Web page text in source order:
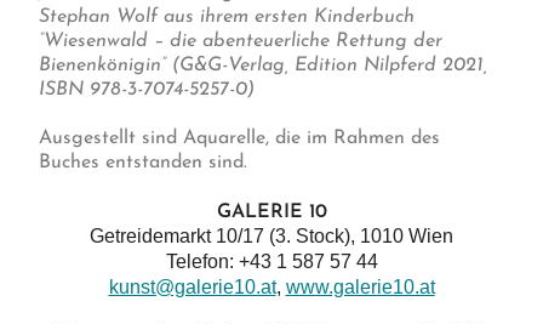
Stephan Wolf aus ihrem ersten Kinderbuch
“Wiesenwald – die abenteuerliche Rettung der
Bienenkönigin” (G&G-Verlag, Edition Nilpferd 2021,
ISBN 978-3-7074-5257-0)
Ausgestellt sind Aquarelle, die im Rahmen des
Buches entstanden sind.
GALERIE 10
Getreidemarkt 10/17 (3. Stock), 1010 Wien
Telefon: +43 1 587 57 44
kunst@galerie10.at, www.galerie10.at